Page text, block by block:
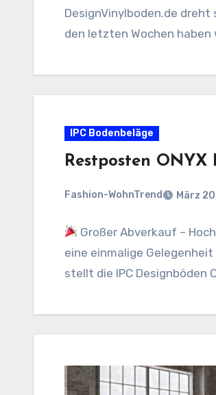
DesignVinylboden.de
den letzten Wochen
IPC Bodenbeläge
Restposten ONYX
Fashion-WohnTrend März
Großer Abverkauf –
eine einmalige
stellt die IPC Designböden